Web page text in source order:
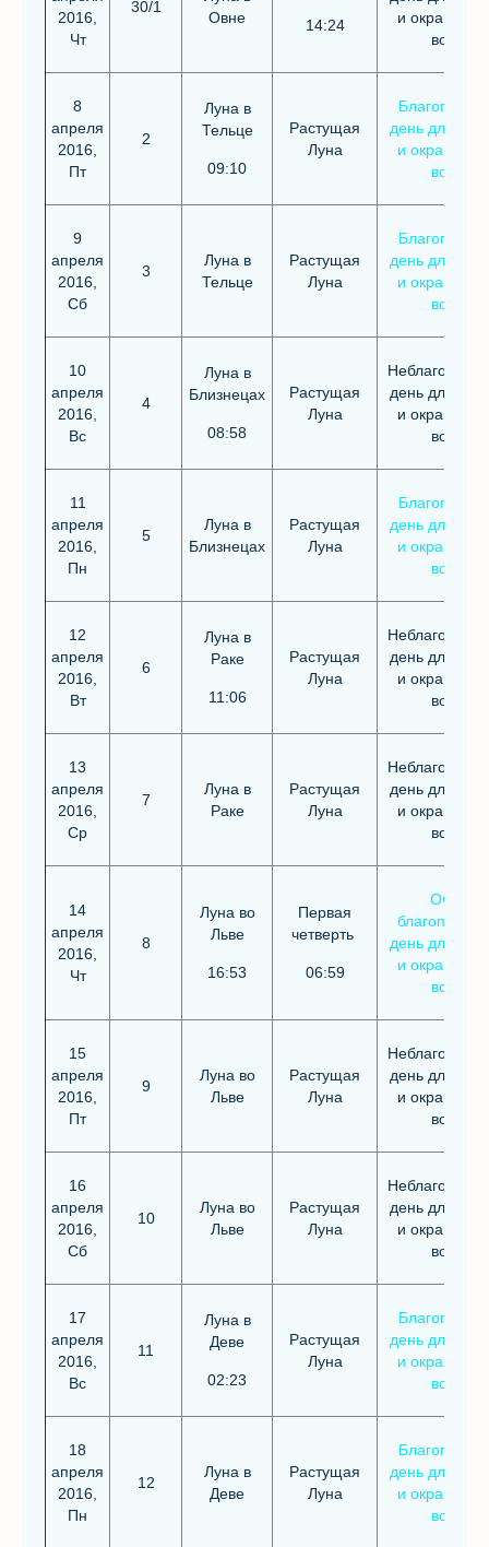
2016,
Чт
30/1
Овне
14:24
и
волос
8
апреля
2016,
Пт
2
Луна в
Тельце
09:10
Растущая
Луна
день для
и
волос
9
апреля
2016,
Сб
3
Луна в
Тельце
Растущая
Луна
день для
и
волос
10
апреля
2016,
Вс
4
Луна в
Близнецах
08:58
Растущая
Луна
день для
и
волос
11
апреля
2016,
Пн
5
Луна в
Близнецах
Растущая
Луна
день для
и
волос
12
апреля
2016,
Вт
6
Луна в
Раке
11:06
Растущая
Луна
день для
и
волос
13
апреля
2016,
Ср
7
Луна в
Раке
Растущая
Луна
день для
и
волос
14
апреля
2016,
Чт
8
Луна во
Льве
16:53
Первая
четверть
06:59
Очень
день для
и
волос
15
апреля
2016,
Пт
9
Луна во
Льве
Растущая
Луна
день для
и
волос
16
апреля
2016,
Сб
10
Луна во
Льве
Растущая
Луна
день для
и
волос
17
апреля
2016,
Вс
11
Луна в
Деве
02:23
Растущая
Луна
день для
и
волос
18
апреля
2016,
Пн
12
Луна в
Деве
Растущая
Луна
день для
и
волос